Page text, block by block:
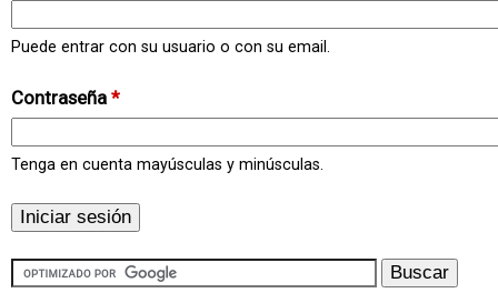
Puede entrar con su usuario o con su email.
Contraseña *
Tenga en cuenta mayúsculas y minúsculas.